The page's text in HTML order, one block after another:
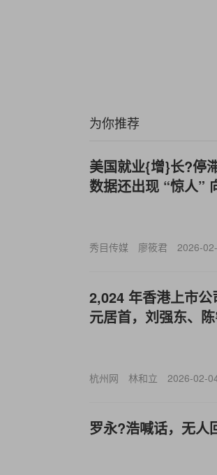
为你推荐
美国就业{增}长?停
数据还出现 “惊人”
秀目传媒 廖筱君 2026-
2,024 年香港上市
元居首，刘强东、
杭州网 林和立 2026-02-
罗永?浩喊话，无人